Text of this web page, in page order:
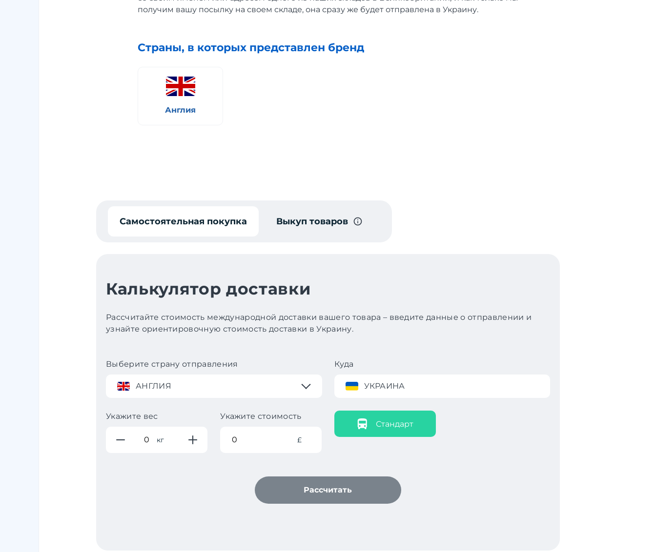
получим вашу посылку на своем складе, она сразу же будет отправлена в Украину.
Страны, в которых представлен бренд
Англия
Самостоятельная покупка Выкуп товаров
Калькулятор доставки
Рассчитайте стоимость международной доставки вашего товара – введите данные о отправлении и
узнайте ориентировочную стоимость доставки в Украину.
Выберите страну отправления
АНГЛИЯ
Куда
УКРАИНА
Укажите вес
кг
Укажите стоимость
£
Стандарт
Рассчитать